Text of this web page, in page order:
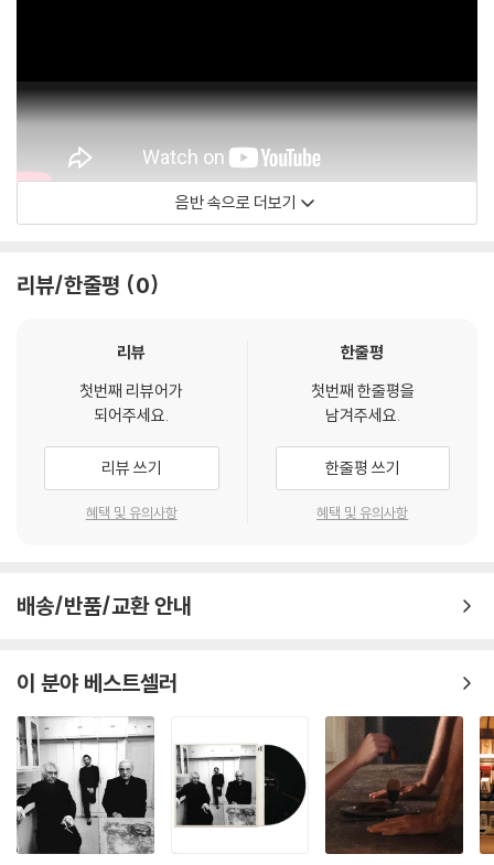
Boards of Canada / Warp Records
음반 속으로 더보기
리뷰/한줄평 0
리뷰
첫번째 리뷰어가
되어주세요.
리뷰 쓰기
혜택 및 유의사항
한줄평
첫번째 한줄평을
남겨주세요.
한줄평 쓰기
혜택 및 유의사항
배송/반품/교환 안내
이 분야 베스트셀러